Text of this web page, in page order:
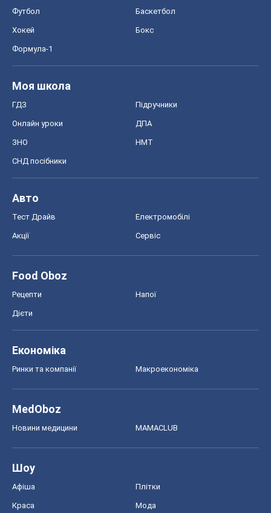
Футбол Баскетбол
Хокей Бокс
Формула-1
Моя школа
ГДЗ Підручники
Онлайн уроки ДПА
ЗНО НМТ
СНД посібники
Авто
Тест Драйв Електромобілі
Акції Сервіс
Food Oboz
Рецепти Напої
Дієти
Економіка
Ринки та компанії Макроекономіка
MedOboz
Новини медицини MAMACLUB
Шоу
Афіша Плітки
Краса Мода